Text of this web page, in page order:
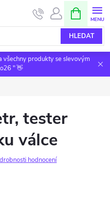
HLEDAT
NÁKUPNÍ
KOŠÍK
všechny produkty se slevovým
" 👋
tester
válce
hodnocení